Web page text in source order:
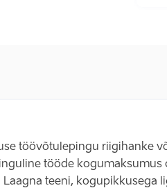
töövõtulepingu riigihanke
tööde kogumaksumus
teeni, kogupikkusega